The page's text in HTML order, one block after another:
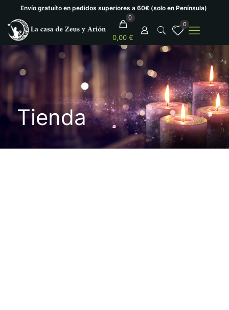
Envío gratuíto en pedidos superiores a 60€ (solo en Península)
0
0,00 €
0
Tienda